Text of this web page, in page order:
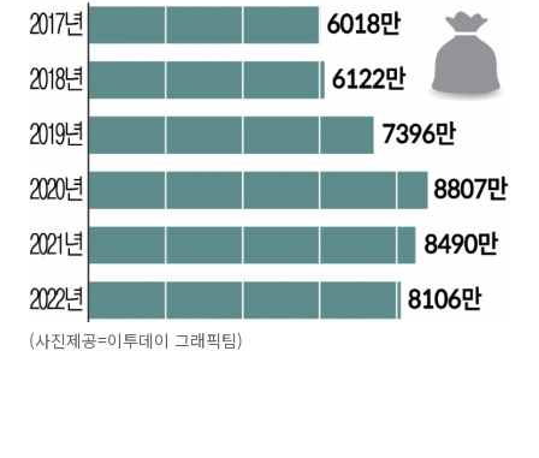
(사진제공=이투데이 그래픽팀)